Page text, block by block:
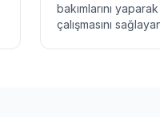
bakımlarını
çalışmasını